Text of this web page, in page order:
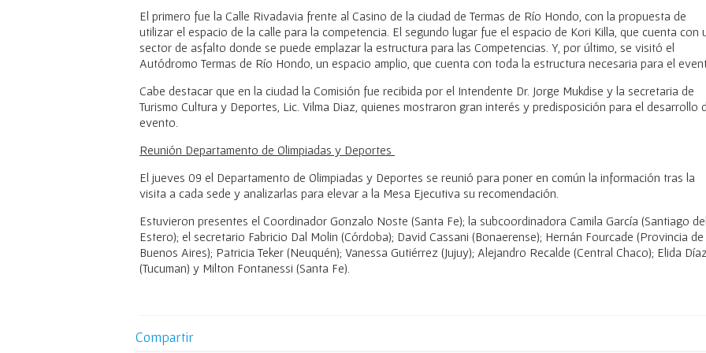
El primero fue la Calle Rivadavia frente al Casino de la ciudad de Termas de Río Hondo, con la propuesta de
utilizar el espacio de la calle para la competencia. El segundo lugar fue el espacio de Kori Killa, que cuenta con
sector de asfalto donde se puede emplazar la estructura para las Competencias. Y, por último, se visitó el
Autódromo Termas de Río Hondo, un espacio amplio, que cuenta con toda la estructura necesaria para el
Cabe destacar que en la ciudad la Comisión fue recibida por el Intendente Dr. Jorge Mukdise y la secretaria de
Turismo Cultura y Deportes, Lic. Vilma Diaz, quienes mostraron gran interés y predisposición para el desarrollo
evento.
Reunión Departamento de Olimpiadas y Deportes
El jueves 09 el Departamento de Olimpiadas y Deportes se reunió para poner en común la información tras la
visita a cada sede y analizarlas para elevar a la Mesa Ejecutiva su recomendación.
Estuvieron presentes el Coordinador Gonzalo Noste (Santa Fe); la subcoordinadora Camila García (Santiago del
Estero); el secretario Fabricio Dal Molin (Córdoba); David Cassani (Bonaerense); Hernán Fourcade (Provincia de
Buenos Aires); Patricia Teker (Neuquén); Vanessa Gutiérrez (Jujuy); Alejandro Recalde (Central Chaco); Elida Díaz
(Tucuman) y Milton Fontanessi (Santa Fe).
Compartir